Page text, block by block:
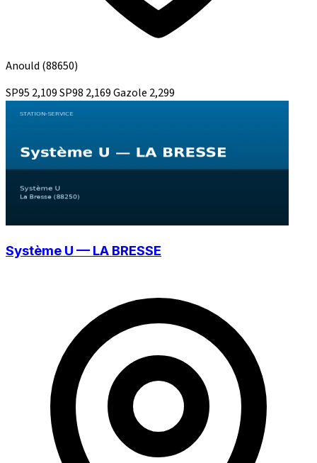
Anould (88650)
SP95 2,109SP98 2,169Gazole 2,299
Système U — LA BRESSE